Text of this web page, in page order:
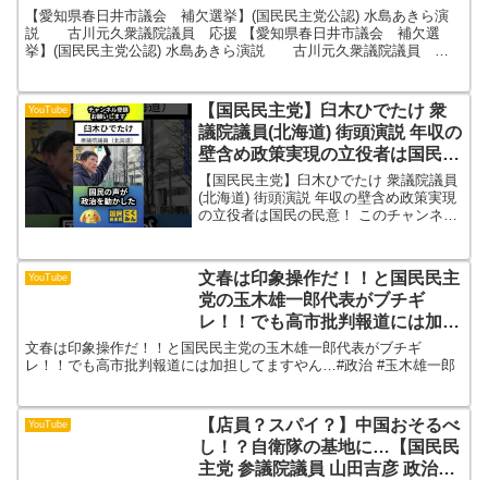
援
【愛知県春日井市議会 補欠選挙】(国民民主党公認) 水島あきら演
説 古川元久衆議院議員 応援 【愛知県春日井市議会 補欠選
挙】(国民民主党公認) 水島あきら演説 古川元久衆議院議員 と
YouTube
【国民民主党】臼木ひでたけ 衆
議院議員(北海道) 街頭演説 年収の
壁含め政策実現の立役者は国民の
民意！
【国民民主党】臼木ひでたけ 衆議院議員
(北海道) 街頭演説 年収の壁含め政策実現
の立役者は国民の民意！ このチャンネル
手に応援＆宣伝チャンネルです！！✅ 切
り抜き・シェ...
YouTube
文春は印象操作だ！！と国民民主
党の玉木雄一郎代表がブチギ
レ！！でも高市批判報道には加担
してますやん…#政治 #玉木雄一
郎
文春は印象操作だ！！と国民民主党の玉木雄一郎代表がブチギ
レ！！でも高市批判報道には加担してますやん…#政治 #玉木雄一郎
YouTube
【店員？スパイ？】中国おそるべ
し！？自衛隊の基地に…【国民民
主党 参議院議員 山田吉彦 政治記